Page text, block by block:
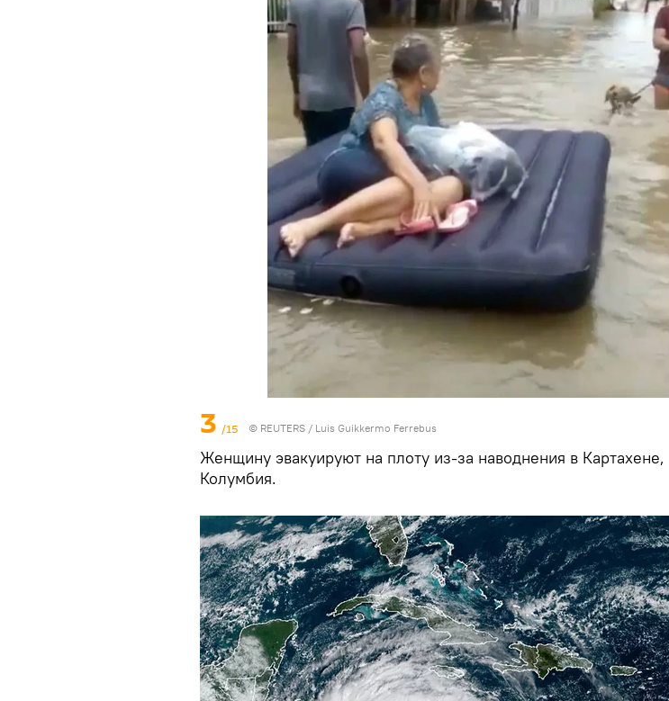
3 /15 © REUTERS / Luis Guikkermo Ferrebus
Женщину эвакуируют на плоту из-за наводнения в Картахене,
Колумбия.